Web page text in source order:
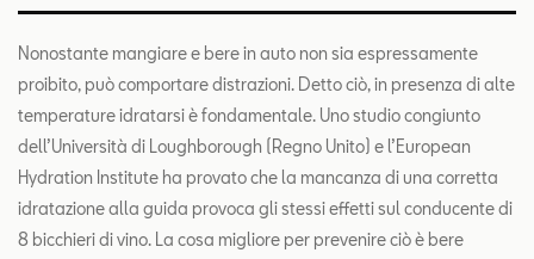
Nonostante mangiare e bere in auto non sia espressamente
proibito, può comportare distrazioni. Detto ciò, in presenza di alte
temperature idratarsi è fondamentale. Uno studio congiunto
dell’Università di Loughborough (Regno Unito) e l’European
Hydration Institute ha provato che la mancanza di una corretta
idratazione alla guida provoca gli stessi effetti sul conducente di
8 bicchieri di vino. La cosa migliore per prevenire ciò è bere